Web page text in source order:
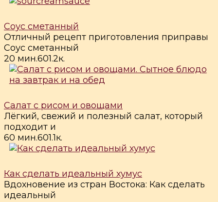
Соус сметанный
Отличный рецепт приготовления приправы
Соус сметанный
20 мин.601.2к.
Салат с рисом и овощами
Лёгкий, свежий и полезный салат, который
подходит и
60 мин.601.1к.
Как сделать идеальный хумус
Вдохновение из стран Востока: Как сделать
идеальный